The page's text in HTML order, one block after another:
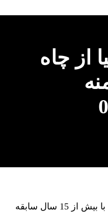
از چاه
گروه فنی آذین گستر آچاگ ، با بیش از 15 سال سابقه